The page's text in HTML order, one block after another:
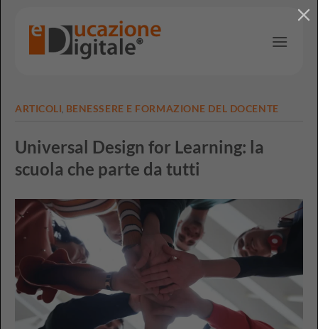
ARTICOLI BENESSERE E FORMAZIONE DEL DOCENTE
Universal Design for Learning: la
scuola che parte da tutti